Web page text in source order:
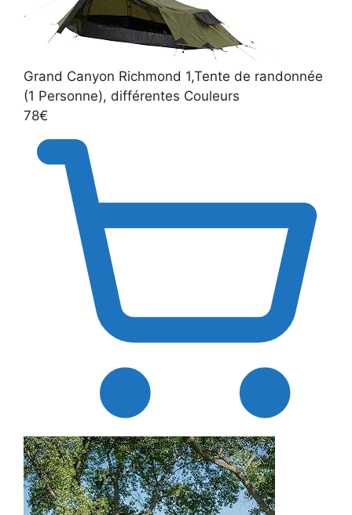
Grand Canyon Richmond 1,Tente de randonnée
(1 Personne), différentes Couleurs
78€